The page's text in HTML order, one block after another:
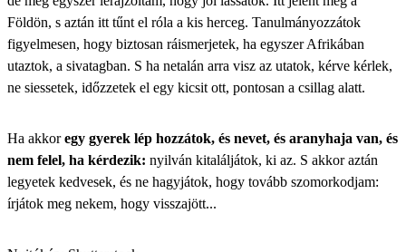
Földön, s aztán itt tűnt el róla a kis herceg. Tanulmányozzátok
figyelmesen, hogy biztosan ráismerjetek, ha egyszer Afrikában
utaztok, a sivatagban. S ha netalán arra visz az utatok, kérve kérlek,
ne siessetek, időzzetek el egy kicsit ott, pontosan a csillag alatt.
Ha akkoregy gyerek lép hozzátok, és nevet, és aranyhaja van, és
nem felel, ha kérdezik: nyilván kitaláljátok, ki az. S akkor aztán
legyetek kedvesek, és ne hagyjátok, hogy tovább szomorkodjam:
írjátok meg nekem, hogy visszajött...